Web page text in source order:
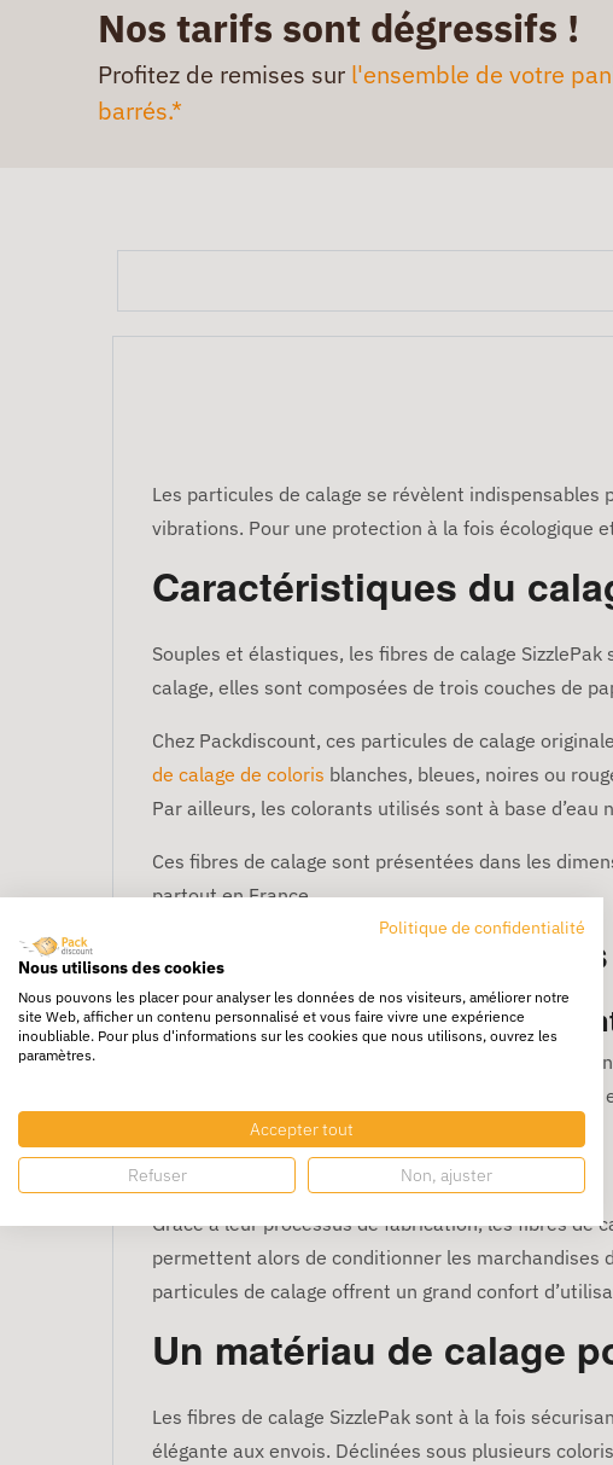
Nos tarifs sont dégressifs !
Profitez de remises sur l'ensemble de votre
barrés.*
Les particules de calage se révèlent
vibrations. Pour une protection à la fois écologique
Caractéristiques du
Souples et élastiques, les fibres de calage
calage, elles sont composées de trois couches de
Chez Packdiscount, ces particules de calage
de calage de coloris blanches, bleues, noires ou
Par ailleurs, les colorants utilisés sont à base d’eau
Ces fibres de calage sont présentées dans les
partout en France.
Pourquoi opter pour
Un matériau de calage
Avec leur forme en accordéon, ces frisures se
lourdes et fragiles sont ainsi gardées loin des
stabilisent les produits à l’intérieur des
Un matériau de calage pratique
Grâce à leur processus de fabrication, les fibres de
permettent alors de conditionner les marchandises
particules de calage offrent un grand confort
Un matériau de calage
Les fibres de calage SizzlePak sont à la fois
élégante aux envois. Déclinées sous plusieurs
Politique de confidentialité
Nous utilisons des cookies
Nous pouvons les placer pour analyser les données de nos visiteurs, améliorer notre
site Web, afficher un contenu personnalisé et vous faire vivre une expérience
inoubliable. Pour plus d'informations sur les cookies que nous utilisons, ouvrez les
paramètres.
Accepter tout
Refuser Non, ajuster